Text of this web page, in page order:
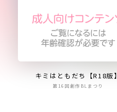
キミはともだち【R18版】
第16回創作BLまつり